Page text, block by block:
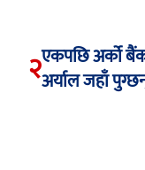
२एकपछि अर्को
अर्याल जहाँ